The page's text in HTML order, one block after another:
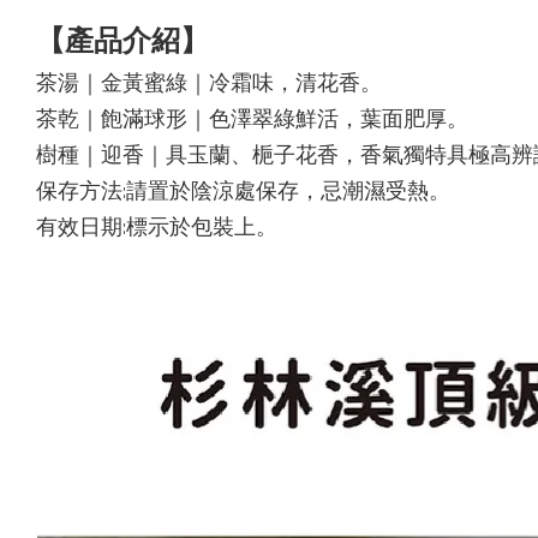
【產品介紹】
茶湯｜金黃蜜綠｜冷霜味，清花香。
茶乾｜飽滿球形｜色澤翠綠鮮活，葉面肥厚。
樹種｜迎香｜具玉蘭、梔子花香，香氣獨特具極高
保存方法:請置於陰涼處保存，忌潮濕受熱。
有效日期:標示於包裝上。